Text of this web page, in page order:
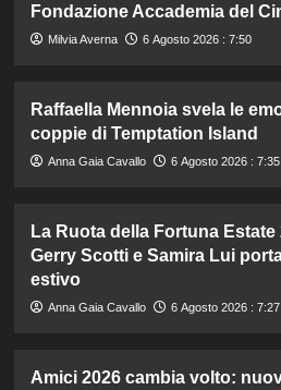
Fondazione Accademia del
Milvia Averna 6 Agosto 2026 : 7:50
Raffaella Mennoia svela le
coppie di Temptation Island
Anna Gaia Cavallo 6 Agosto 2026 : 7:35
La Ruota della Fortuna
Gerry Scotti e Samira Lui
estivo
Anna Gaia Cavallo 6 Agosto 2026 : 7:27
Amici 2026 cambia volto: